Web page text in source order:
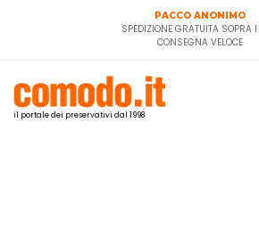
PACCO ANONIMO
SPEDIZIONE GRATUITA SOPRA I
CONSEGNA VELOCE
il portale dei preservativi dal 1998